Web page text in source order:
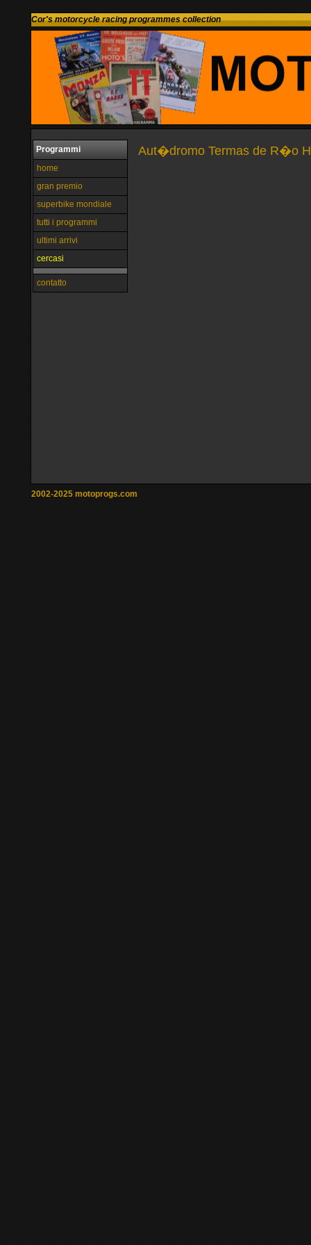
Cor's motorcycle racing programmes collection
Programmi
home
gran premio
superbike mondiale
tutti i programmi
ultimi arrivi
cercasi
contatto
Aut�dromo Termas de R�o
2002-2025 motoprogs.com